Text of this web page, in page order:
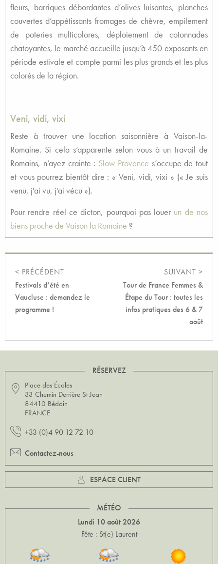
fleurs, barriques débordantes d’olives luisantes, planches
couvertes d’appétissants fromages de chèvre, empilement
de poteries multicolores, déploiement de cotonnades
chatoyantes, le marché accueille jusqu’à 450 exposants en
période estivale et compte parmi les plus grands et les plus
colorés de la région.
Veni, vidi, vixi
Reste à trouver une location saisonnière à Vaison-la-
Romaine. Si cela s’apparente selon vous à un travail de
Romains, n’ayez crainte : Slow Provence s’occupe de tout
et vous pourrez bientôt dire : « Veni, vidi, vixi » (« Je suis
venu, j'ai vu, j'ai vécu »).
Pour rendre réel ce dicton, pourquoi pas louer un de nos
biens proche de Vaison la Romaine ?
< PRÉCÉDENT
Festivals d’été en
Vaucluse : demandez le
programme !
SUIVANT >
Tour de France Femmes &
Étape du Tour : toutes les
infos pratiques des 6 & 7
août
RÉSERVEZ
Place des Écoles
33 Chemin Derrière St Jean
84410 Bédoin
FRANCE
+33 (0)4 90 12 72 10
Contactez-nous
ESPACE CLIENT
MÉTÉO
Lundi 10 août 2026
Fête : St(e) Laurent